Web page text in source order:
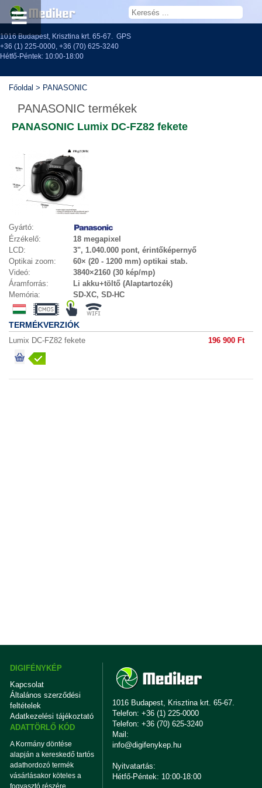
1016 Budapest, Krisztina krt. 65-67. GPS
+36 (1) 225-0000, +36 (70) 625-3240
Hétfő-Péntek: 10:00-18:00
Főoldal > PANASONIC
PANASONIC termékek
PANASONIC Lumix DC-FZ82 fekete
Gyártó:
Érzékelő:
18 megapixel
LCD:
3", 1.040.000 pont, érintőképernyő
Optikai zoom:
60× (20 - 1200 mm) optikai stab.
Videó:
3840×2160 (30 kép/mp)
Áramforrás:
Li akku+töltő (Alaptartozék)
Memória:
SD-XC, SD-HC
TERMÉKVERZIÓK
Lumix DC-FZ82 fekete 196 900 Ft
DIGIFÉNYKÉP
Kapcsolat
Általános szerződési
feltételek
Adatkezelési tájékoztató
ADATTÖRLŐ KÓD
A Kormány döntése
alapján a kereskedő tartós
adathordozó termék
vásárlásakor köteles a
fogyasztó részére
1016 Budapest, Krisztina krt. 65-67.
Telefon: +36 (1) 225-0000
Telefon: +36 (70) 625-3240
Mail:
info@digifenykep.hu
Nyitvatartás:
Hétfő-Péntek: 10:00-18:00